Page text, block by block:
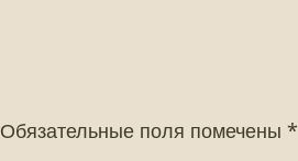
Обязательные поля помечены *